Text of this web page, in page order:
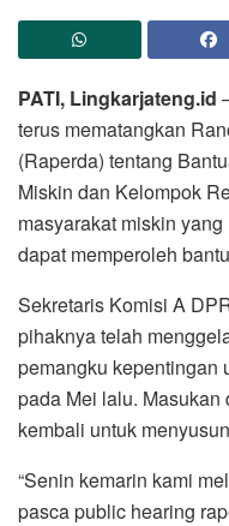
PATI, Lingkarjateng.id
terus mematangkan
(Raperda) tentang
Miskin dan Kelompok
masyarakat miskin
dapat memperoleh
Sekretaris Komisi A
pihaknya telah
pemangku kepentingan
pada Mei lalu.
kembali untuk
“Senin kemarin kami
pasca public hearing